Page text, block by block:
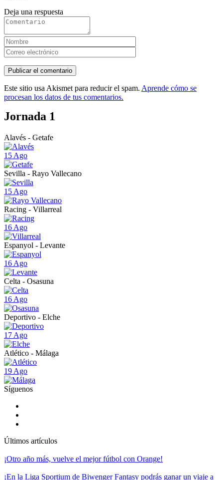
Deja una respuesta
Este sitio usa Akismet para reducir el spam. Aprende cómo se
procesan los datos de tus comentarios.
Jornada 1
Alavés - Getafe
15 Ago
Sevilla - Rayo Vallecano
15 Ago
Racing - Villarreal
16 Ago
Espanyol - Levante
16 Ago
Celta - Osasuna
16 Ago
Deportivo - Elche
17 Ago
Atlético - Málaga
19 Ago
Síguenos
Últimos artículos
¡Otro año más, vuelve el mejor fútbol con Orange!
¡En la Liga Sportium de Biwenger Fantasy podrás ganar un viaje a